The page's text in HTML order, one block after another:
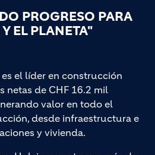
PROGRESO PARA
EL PLANETA"
el líder en construcción
netas de CHF 16.2 mil
valor en todo el
desde infraestructura e
y vivienda.